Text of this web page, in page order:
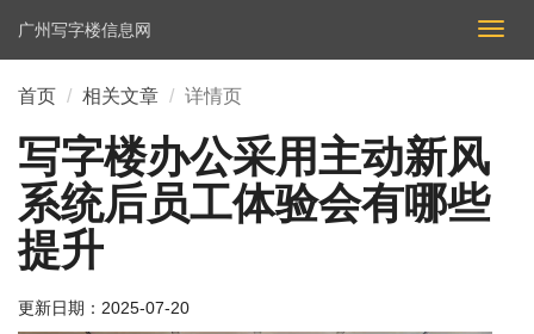
切
换
广州写字楼信息网
首页 相关文章 详情页
写字楼办公采用主动新风
系统后员工体验会有哪些
提升
更新日期： 2025-07-20